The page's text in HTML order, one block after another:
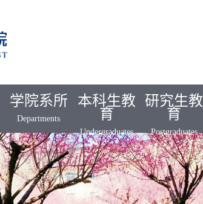
学院系所
Departments
本科生教
育
Undergraduates
研究生教
育
Postgraduates